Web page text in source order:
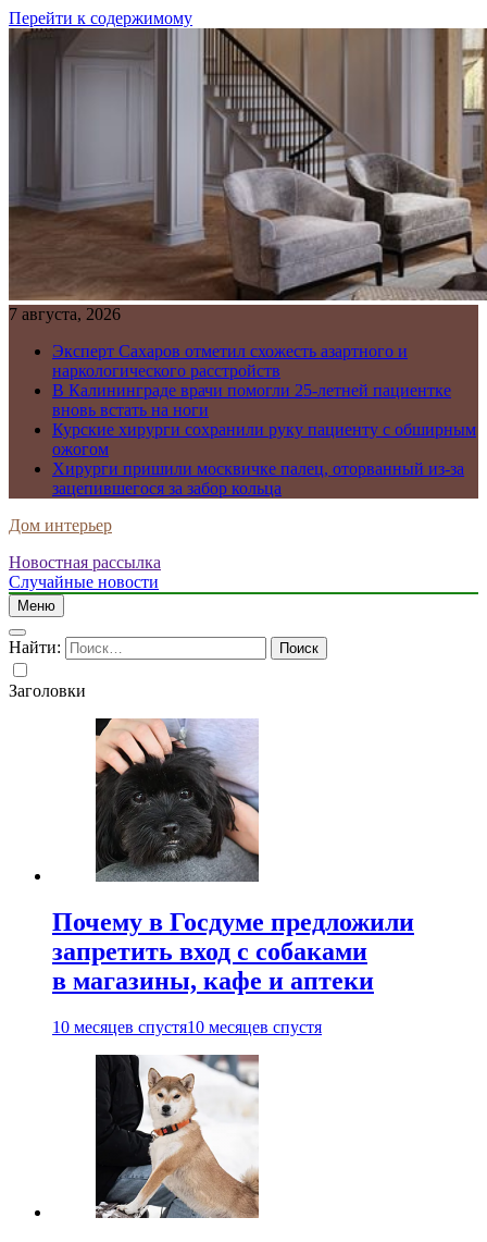
Перейти к содержимому
7 августа, 2026
Эксперт Сахаров отметил схожесть азартного и
наркологического расстройств
В Калининграде врачи помогли 25-летней пациентке
вновь встать на ноги
Курские хирурги сохранили руку пациенту с обширным
ожогом
Хирурги пришили москвичке палец, оторванный из-за
зацепившегося за забор кольца
Дом интерьер
Новостная рассылка
Случайные новости
Меню
Найти:
Заголовки
Почему в Госдуме предложили
запретить вход с собаками
в магазины, кафе и аптеки
10 месяцев спустя10 месяцев спустя